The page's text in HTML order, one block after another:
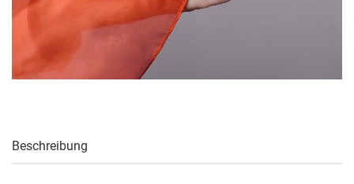
Beschreibung